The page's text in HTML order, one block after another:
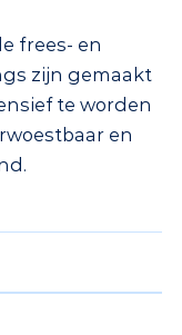
frees- en
zijn gemaakt
te worden
en